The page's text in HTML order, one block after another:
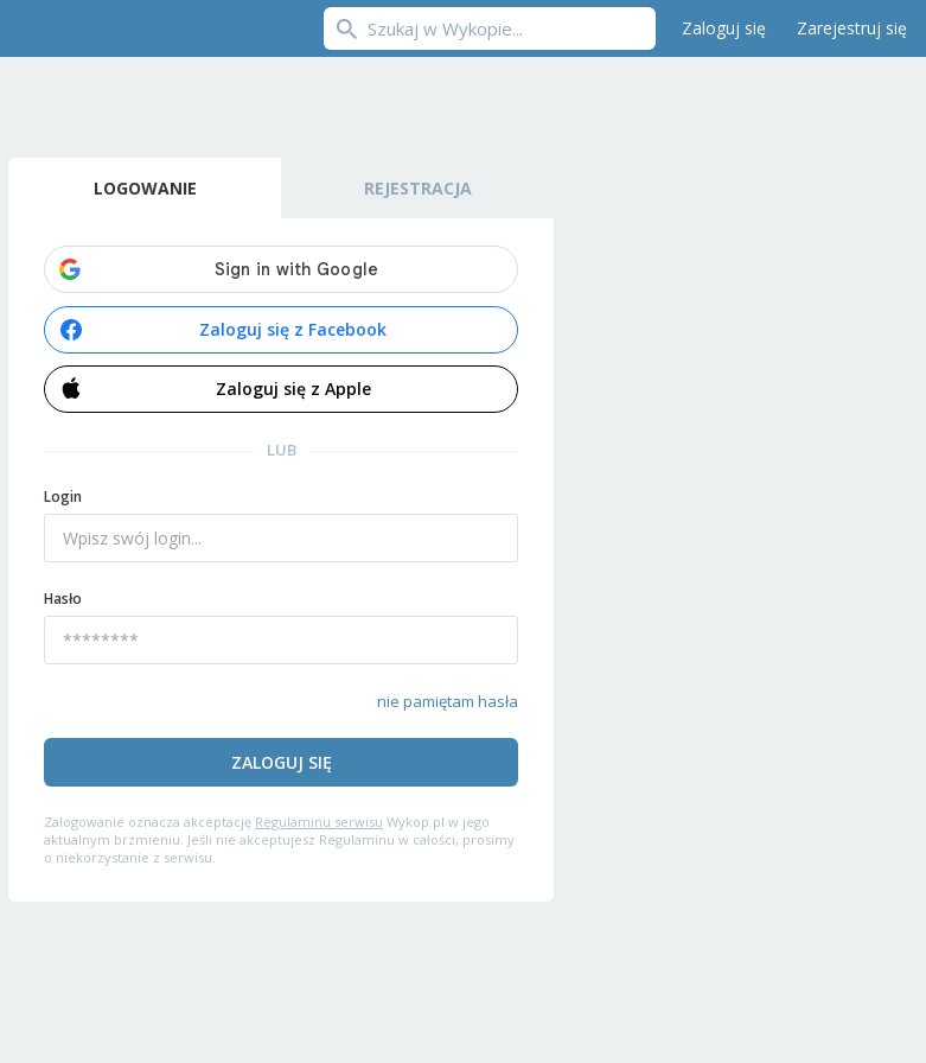
Zaloguj się Zarejestruj się
LOGOWANIE REJESTRACJA
Zaloguj się z Facebook
Zaloguj się z Apple
LUB
Login
Hasło
nie pamiętam hasła
ZALOGUJ SIĘ
Zalogowanie oznacza akceptację Regulaminu serwisu Wykop.pl w jego
aktualnym brzmieniu. Jeśli nie akceptujesz Regulaminu w całości, prosimy
o niekorzystanie z serwisu.